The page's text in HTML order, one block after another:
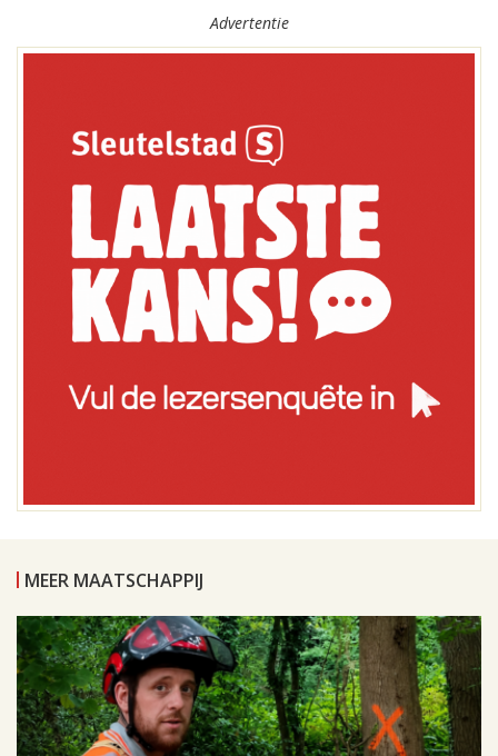
Advertentie
MEER MAATSCHAPPIJ